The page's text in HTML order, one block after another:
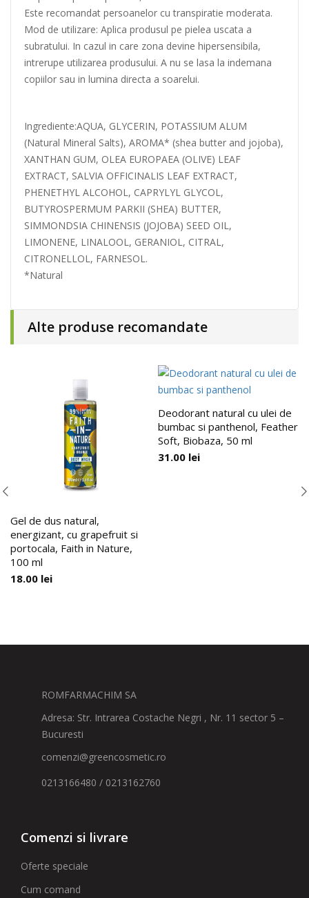
Este recomandat persoanelor cu transpiratie moderata.
Mod de utilizare: Aplica produsul pe pielea uscata a
subratului. In cazul in care zona devine hipersensibila,
intrerupe utilizarea produsului. A nu se lasa la indemana
copiilor sau in lumina directa a soarelui.
Ingrediente:AQUA, GLYCERIN, POTASSIUM ALUM
(Natural Mineral Salts), AROMA* (shea butter and jojoba),
XANTHAN GUM, OLEA EUROPAEA (OLIVE) LEAF
EXTRACT, SALVIA OFFICINALIS LEAF EXTRACT,
PHENETHYL ALCOHOL, CAPRYLYL GLYCOL,
BUTYROSPERMUM PARKII (SHEA) BUTTER,
SIMMONDSIA CHINENSIS (JOJOBA) SEED OIL,
LIMONENE, LINALOOL, GERANIOL, CITRAL,
CITRONELLOL, FARNESOL.
*Natural
Alte produse recomandate
Gel de dus natural,
energizant, cu grapefruit si
portocala, Faith in Nature,
100 ml
18.00 lei
Deodorant natural cu ulei de
bumbac si panthenol, Feather
Soft, Biobaza, 50 ml
31.00 lei
ROMFARMACHIM SA
Adresa: Str. Intrarea Costache Negri , Nr. 11 sector 5 –
Bucuresti
comenzi@greencosmetic.ro
0213166480 / 0213162760
Comenzi si livrare
Oferte speciale
Cum comand